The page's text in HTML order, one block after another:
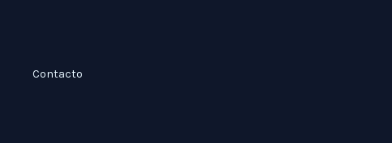
Contacto